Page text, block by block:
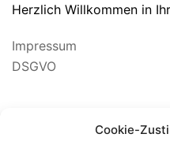
Cookie-
Herzlich Willkommen in
Impressum
DSGVO